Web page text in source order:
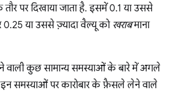
पर दिखाया जाता है. इसमें 0.1 या उससे
या उससे ज़्यादा वैल्यू को खराबमाना
वाली कुछ सामान्य समस्याओं के बारे में अगले
इन समस्याओं पर कारोबार के फ़ैसले लेने वाले